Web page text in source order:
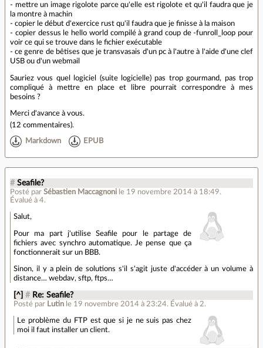
- mettre un image rigolote parce qu'elle est rigolote et qu'il faudra que je
la montre à machin
- copier le début d'exercice rust qu'il faudra que je finisse à la maison
- copier dessus le hello world compilé à grand coup de -funroll_loop pour
voir ce qui se trouve dans le fichier exécutable
- ce genre de bêtises que je transvasais d'un pc à l'autre à l'aide d'une clef
USB ou d'un webmail
Sauriez vous quel logiciel (suite logicielle) pas trop gourmand, pas trop
compliqué à mettre en place et libre pourrait correspondre à mes
besoins ?
Merci d'avance à vous.
(12 commentaires).
Markdown EPUB
# Seafile?
Posté par Sébastien Maccagnoni le 19 novembre 2014 à 18:49.
Évalué à 4.
Salut,
Pour ma part j'utilise Seafile pour le partage de
fichiers avec synchro automatique. Je pense que ça
fonctionnerait sur un BBB.
Sinon, il y a plein de solutions s'il s'agit juste d'accéder à un volume à
distance… webdav, sftp, ftps…
[^] # Re: Seafile?
Posté par Lutin le 19 novembre 2014 à 23:24. Évalué à 2.
Le problème du FTP est que si je ne suis pas chez
moi il faut installer un client.